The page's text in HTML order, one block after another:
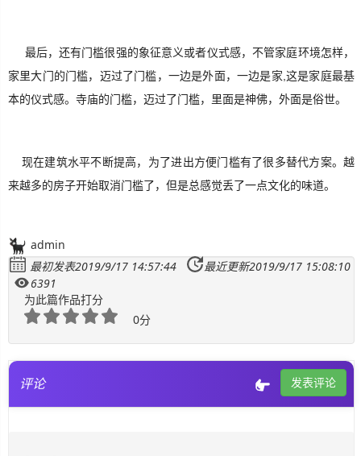
最后，还有门槛很强的象征意义或者仪式感，不管家庭环境怎样，
家里大门的门槛，迈过了门槛，一边是外面，一边是家,这是家庭最基
本的仪式感。寺庙的门槛，迈过了门槛，里面是神佛，外面是俗世。
现在建筑水平不断提高，为了进出方便门槛有了很多替代方案。越
来越多的房子开始取消门槛了，但是总感觉丢了一点文化的味道。
admin
最初发表2019/9/17 14:57:44
最近更新2019/9/17 15:08:10
6391
为此篇作品打分
0分
评论 发表评论